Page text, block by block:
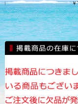
)
￥